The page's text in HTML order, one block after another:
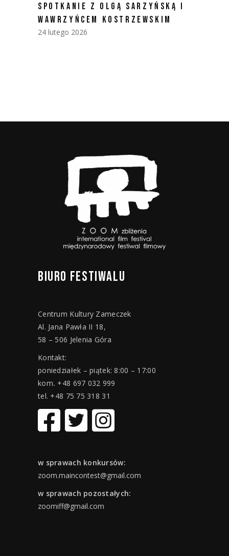
SPOTKANIE Z OLGĄ SARZYŃSKĄ I
WAWRZYŃCEM KOSTRZEWSKIM
24 lutego 2026
BIURO FESTIWALU
Centrum Kultury Zameczek
Al. Jana Pawła II 18,
58 – 506 Jelenia Góra
Kontakt:
poniedziałek – piątek: 8:00 – 17:00
kom. +48 697 032 999
tel. +48 75 75 318 31
w sprawach konkursów:
zoom.maincontest@gmail.com
w sprawach pozostałych:
zoomiff@gmail.com